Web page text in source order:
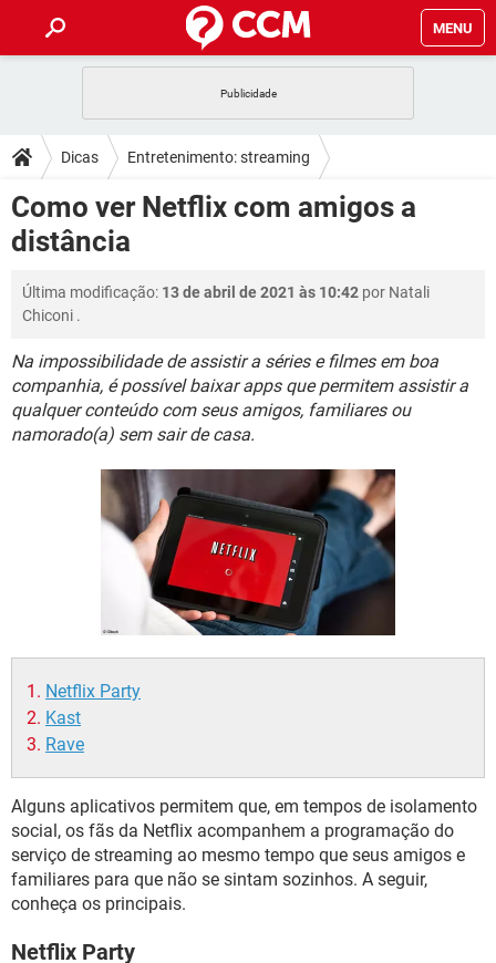
MENU
CELULAR FACEBOOK
OUTLOOK EXCEL
INSTAGRAM
DICAS
JOGOS WHATSAPP
CELULAR FACEBOOK
INSTAGRAM GMAIL
DOWNLOADS
JOGOS
OUTLOOK
INSTAGRAM GMAIL
GUIA DE COMPRAS
FÓRUM
JOGOS WHATSAPP
OUTLOOK EXCEL
INSTAGRAM GMAIL
GUIA DE COMPRAS
GLOSSÁRIO
JOGOS WHATSAPP
CELULAR FACEBOOK
OUTLOOK
GUIA DE COMPRAS
Dicas Entretenimento: streaming
Como ver Netflix com amigos a
distância
Última modificação: 13 de abril de 2021 às 10:42 por Natali
Chiconi .
Na impossibilidade de assistir a séries e filmes em boa
companhia, é possível baixar apps que permitem assistir a
qualquer conteúdo com seus amigos, familiares ou
namorado(a) sem sair de casa.
Netflix Party
Kast
Rave
Alguns aplicativos permitem que, em tempos de isolamento
social, os fãs da Netflix acompanhem a programação do
serviço de streaming ao mesmo tempo que seus amigos e
familiares para que não se sintam sozinhos. A seguir,
conheça os principais.
Netflix Party